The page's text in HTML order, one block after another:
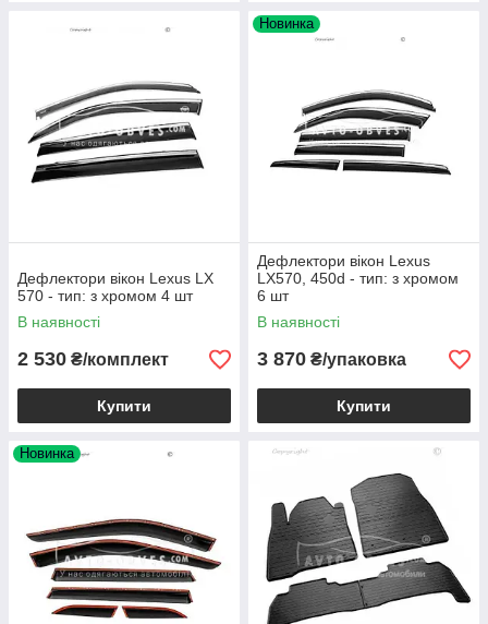
Дефлектори вікон Lexus LX
570 - тип: з хромом 4 шт
В наявності
2 530 ₴/комплект
Купити
Новинка
Дефлектори вікон Lexus
LX570, 450d - тип: з хромом
6 шт
В наявності
3 870 ₴/упаковка
Купити
Новинка